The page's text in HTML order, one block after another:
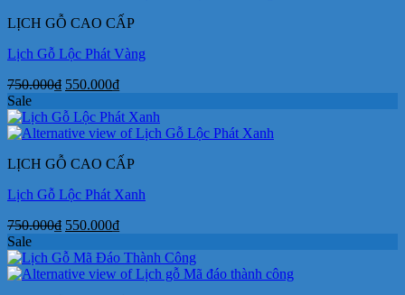
LỊCH GỖ CAO CẤP
Lịch Gỗ Lộc Phát Vàng
750.000₫ Giá
là:
750.000₫.
550.000₫Giá
tại
là:
Sale
LỊCH GỖ CAO CẤP
Lịch Gỗ Lộc Phát Xanh
750.000₫ Giá
là:
750.000₫.
550.000₫Giá
tại
là:
Sale